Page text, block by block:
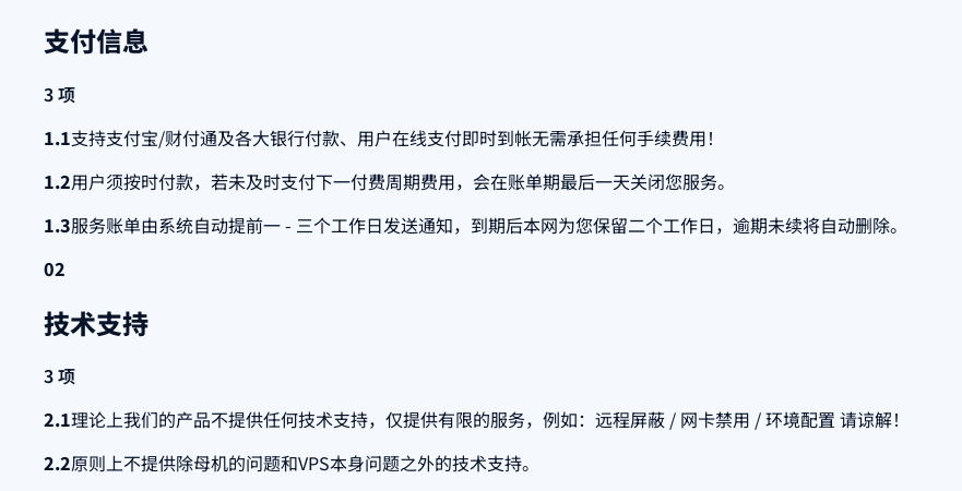
支付信息
3 项
1.1支持支付宝/财付通及各大银行付款、用户在线支付即时到帐无需承担任何手续费用！
1.2用户须按时付款，若未及时支付下一付费周期费用，会在账单期最后一天关闭您服务。
1.3服务账单由系统自动提前一 - 三个工作日发送通知，到期后本网为您保留二个工作日，逾期未续将自动删除。
02
技术支持
3 项
2.1理论上我们的产品不提供任何技术支持，仅提供有限的服务，例如：远程屏蔽 / 网卡禁用 / 环境配置 请谅解！
2.2原则上不提供除母机的问题和VPS本身问题之外的技术支持。